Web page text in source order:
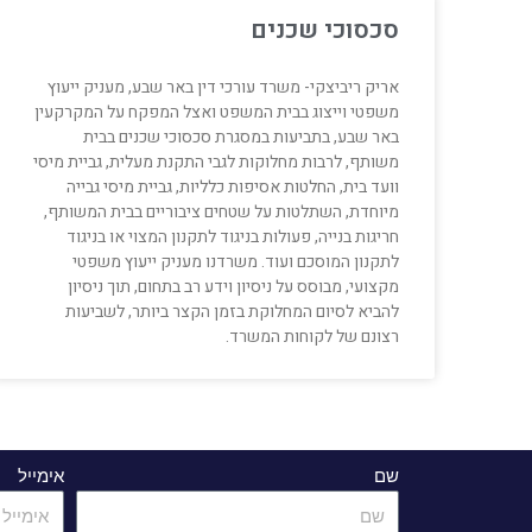
סכסוכי שכנים
אריק ריביצקי- משרד עורכי דין באר שבע, מעניק ייעוץ
משפטי וייצוג בבית המשפט ואצל המפקח על המקרקעין
באר שבע, בתביעות במסגרת סכסוכי שכנים בבית
משותף, לרבות מחלוקות לגבי התקנת מעלית, גביית מיסי
וועד בית, החלטות אסיפות כלליות, גביית מיסי גבייה
מיוחדת, השתלטות על שטחים ציבוריים בבית המשותף,
חריגות בנייה, פעולות בניגוד לתקנון המצוי או בניגוד
לתקנון המוסכם ועוד. משרדנו מעניק ייעוץ משפטי
מקצועי, מבוסס על ניסיון וידע רב בתחום, תוך ניסיון
להביא לסיום המחלוקת בזמן הקצר ביותר, לשביעות
רצונם של לקוחות המשרד.
שם אימייל